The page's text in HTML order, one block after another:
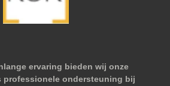
ervaring bieden wij onze
professionele ondersteuning bij